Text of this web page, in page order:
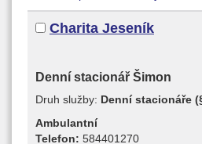
Charita Jeseník
Denní stacionář Šimon
Druh služby: Denní stacionáře
Ambulantní
Telefon: 584401270